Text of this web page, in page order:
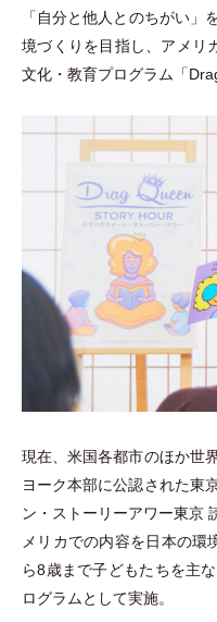
「 自分と他人とのちがい」
境づくりを目指し、アメリ
文化 ・ 教育プログラム 「
現在、米国各都市のほか世
ヨーク本部に公認された東
ン ・ ストーリーアワー東京
メリカでの内容を日本の環
ら8歳まで子どもたちを主
ログラムとして実施。